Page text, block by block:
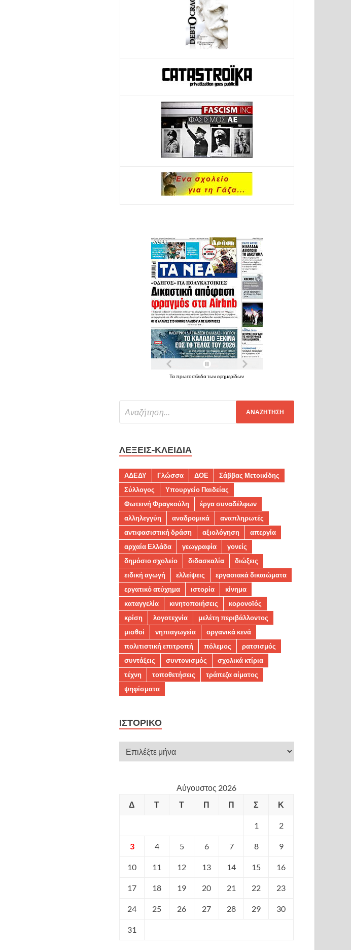
Τα πρωτοσέλιδα των εφημερίδων
ΛΈΞΕΙΣ-ΚΛΕΙΔΙΆ
ΑΔΕΔΥ Γλώσσα ΔΟΕ
Σάββας Μετοικίδης
Σύλλογος
Υπουργείο Παιδείας
Φωτεινή Φραγκούλη
έργα συναδέλφων
αλληλεγγύη
αναδρομικά
αναπληρωτές
αντιφασιστική δράση
αξιολόγηση
απεργία
αρχαία Ελλάδα
γεωγραφία
γονείς
δημόσιο σχολείο
διδασκαλία
διώξεις
ειδική αγωγή
ελλείψεις
εργασιακά δικαιώματα
εργατικό ατύχημα
ιστορία
κίνημα
καταγγελία
κινητοποιήσεις
κορονοϊός
κρίση
λογοτεχνία
μελέτη περιβάλλοντος
μισθοί
νηπιαγωγεία
οργανικά κενά
πολιτιστική επιτροπή
πόλεμος
ρατσισμός
συντάξεις
συντονισμός
σχολικά κτίρια
τέχνη
τοποθετήσεις
τράπεζα αίματος
ψηφίσματα
ΙΣΤΟΡΙΚΌ
Αύγουστος 2026
Δ
Τ Τ Π Π Σ Κ
1 2
3 4 5 6 7 8 9
10 11 12 13 14 15 16
17 18 19 20 21 22 23
24 25 26 27 28 29 30
31